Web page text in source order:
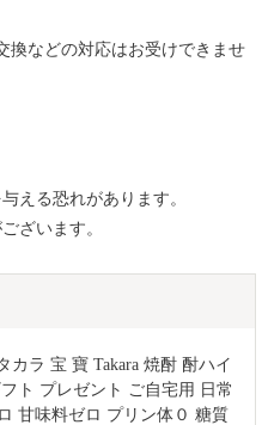
換などの対応はお受けできませ
える恐れがあります。
ざいます。
カラ 宝 寶 Takara 焼酎 酎ハイ
ト プレゼント ご自宅用 日常
甘味料ゼロ プリン体０ 糖質